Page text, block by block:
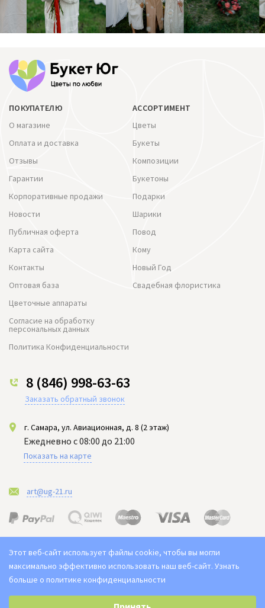
ПОКУПАТЕЛЮ
О магазине
Оплата и доставка
Отзывы
Гарантии
Корпоративные продажи
Новости
Публичная оферта
Карта сайта
Контакты
Оптовая база
Цветочные аппараты
Согласие на обработку
персональных данных
Политика Конфиденциальности
АССОРТИМЕНТ
Цветы
Букеты
Композиции
Букетоны
Подарки
Шарики
Повод
Кому
Новый Год
Свадебная флористика
8 (846) 998-63-63
Заказать обратный звонок
г. Самара, ул. Авиационная, д. 8 (2 этаж)
Ежедневно с 08:00 до 21:00
Показать на карте
art@ug-21.ru
2021-2026 © "Юг арт" Доставка цветов в Самаре. Букет ЮГ
Цены на сайте не являются публичной офертой
Этот веб-сайт использует файлы cookie, чтобы вы могли
максимально эффективно использовать наш веб-сайт. Узнать
больше о политике конфиденциальности
Выберите настройки cookie